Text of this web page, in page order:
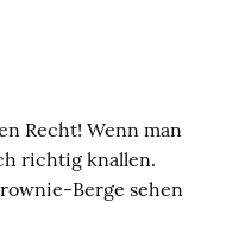
Recht! Wenn man
richtig knallen.
Berge sehen